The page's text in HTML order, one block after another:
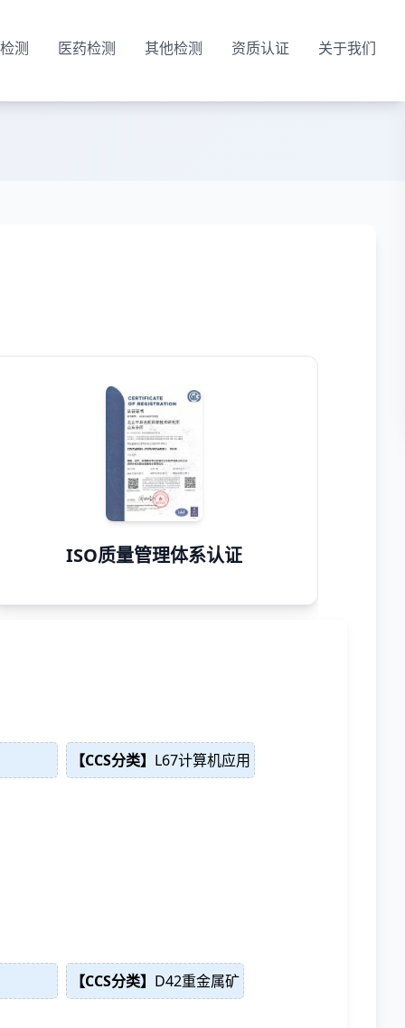
测 医药检测 其他检测 资质认证 关于我们
ISO质量管理体系认证
【CCS分类】 L67计算机应用
【CCS分类】 D42重金属矿